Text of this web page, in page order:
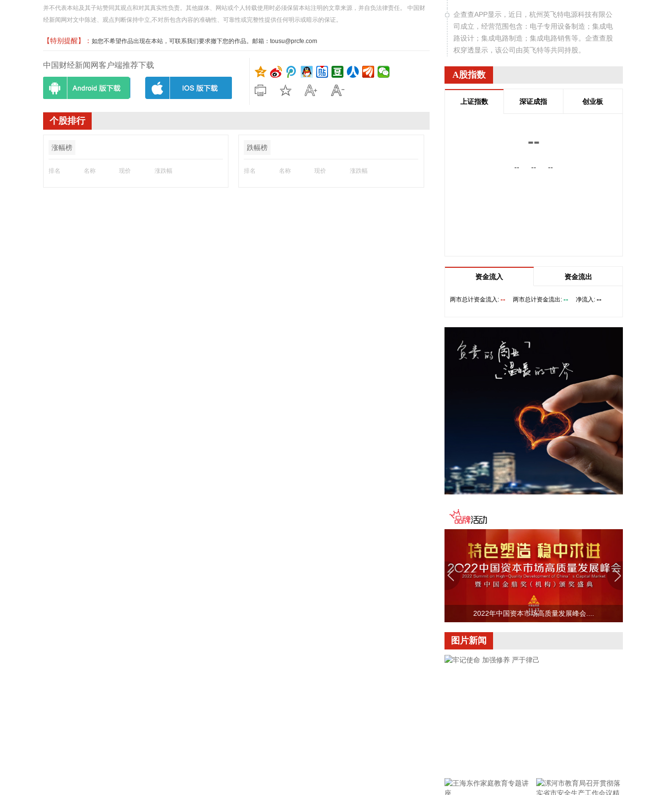
并不代表本站及其子站赞同其观点和对其真实性负责。其他媒体、网站或个人转载使用时必须保留本站注明的文章来源，并自负法律责任。 中国财
经新闻网对文中陈述、观点判断保持中立,不对所包含内容的准确性、可靠性或完整性提供任何明示或暗示的保证。
【特别提醒】： 如您不希望作品出现在本站，可联系我们要求撤下您的作品。邮箱：tousu@prcfe.com
中国财经新闻网客户端推荐下载
个股排行
涨幅榜
排名 名称 现价 涨跌幅
跌幅榜
排名 名称 现价 涨跌幅
企查查APP显示，近日，杭州英飞特电源科技有限公
司成立，经营范围包含：电子专用设备制造；集成电
路设计；集成电路制造；集成电路销售等。企查查股
权穿透显示，该公司由英飞特等共同持股。
8月6日，中国机械工业联合会发布的2026年上半年
机械工业经济运行情况显示，新能源汽车在整体汽车
机械工业经济运行情况显示，上半年机械工业完成货
长53.0%、76.0%。
核心方向，围绕课程联合开发、实习实训落地、科创
项目孵化、人工智能赋能实验室建设四大板块，联合
攻关关键核心技术，精准对接产业岗位能力要求，定
向培育适配行业发展的高素质复合型芯片人才，打通
教育链、人才链、产业链、创新链的衔接壁垒，推动
高校前沿科研成果向产业端高效转化。
DeepSeek公告：“计划近期整体上调DeepSeek API
服务的定价，预计涨幅较大。具体方案以正式通知为
准。”
2026-08-06 10:14:22
黄金消费量511.412吨，同比增长1.23%。其中：黄
金首饰132.133吨，同比下降33.88%；金条及金币
39.943吨，同比下降2.90%。 2026年上半年，国内
黄金ETF增仓量为28.677吨，较2025年上半年下降
66.17%。至2026年6月底，国内黄金ETF持仓量为
276.529吨。
8月6日，中国机械工业联合会发布的2026年上半年
以上企业增加值同比增长6.4%，高于同期全国工业和
行业大类增加值均同比增长，通用设备、专用设备、
2026-08-06 10:10:11
A股指数
上证指数 深证成指 创业板
--
-- -- --
资金流入 资金流出
两市总计资金流入: -- 两市总计资金流出: -- 净流入: --
2022年中国资本市场高质量发展峰会....
图片新闻